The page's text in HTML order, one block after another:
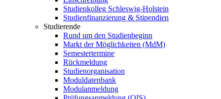
Studienkolleg Schleswig-Holstein
Studienfinanzierung & Stipendien
Studierende
Rund um den Studienbeginn
Markt der Möglichkeiten (MdM)
Semestertermine
Rückmeldung
Studienorganisation
Moduldatenbank
Modulanmeldung